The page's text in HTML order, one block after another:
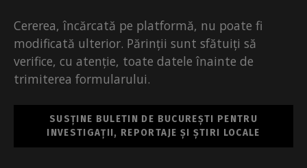
Cererea, încărcată pe platformă, nu poate fi
modificată ulterior. Părinții sunt sfătuiți să
verifice, cu atenție, toate datele înainte de
trimiterea formularului.
SUSȚINE BULETIN DE BUCUREȘTI PENTRU
INVESTIGAȚII, REPORTAJE ȘI ȘTIRI LOCALE